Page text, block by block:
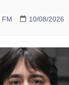
FM 10/08/2026